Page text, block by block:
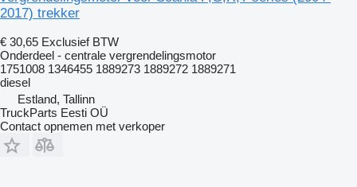
2017) trekker
€ 30,65 Exclusief BTW
Onderdeel - centrale vergrendelingsmotor
1751008 1346455 1889273 1889272 1889271
diesel
Estland, Tallinn
TruckParts Eesti OÜ
Contact opnemen met verkoper